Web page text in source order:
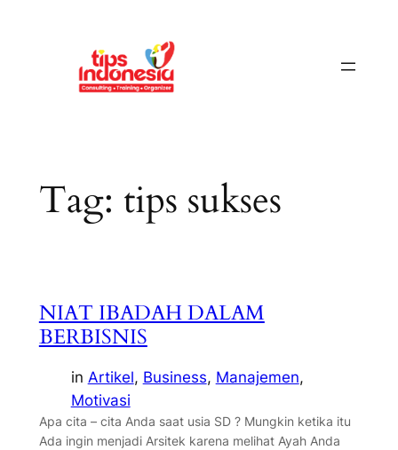
Tag: tips sukses
NIAT IBADAH DALAM
BERBISNIS
in Artikel, Business, Manajemen
Motivasi
Apa cita – cita Anda saat usia SD ? Mungkin ketika itu
Ada ingin menjadi Arsitek karena melihat Ayah Anda